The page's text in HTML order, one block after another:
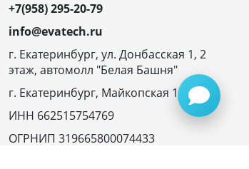
+7(958) 295-20-79
info@evatech.ru
г. Екатеринбург, ул. Донбасская 1, 2
этаж, автомолл "Белая Башня"
г. Екатеринбург, Майкопская 10
ИНН 662515754769
ОГРНИП 319665800074433